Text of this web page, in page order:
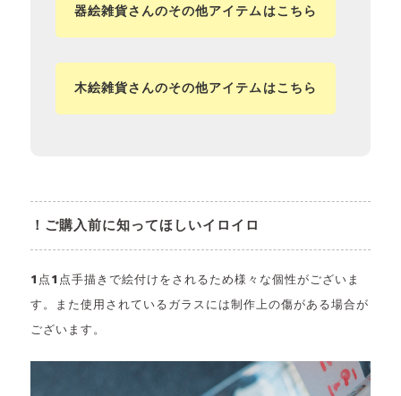
器絵雑貨さんのその他アイテムはこちら
木絵雑貨さんのその他アイテムはこちら
！ご購入前に知ってほしいイロイロ
1点1点手描きで絵付けをされるため様々な個性がございま
す。また使用されているガラスには制作上の傷がある場合が
ございます。